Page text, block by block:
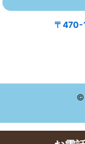
〒470-
©